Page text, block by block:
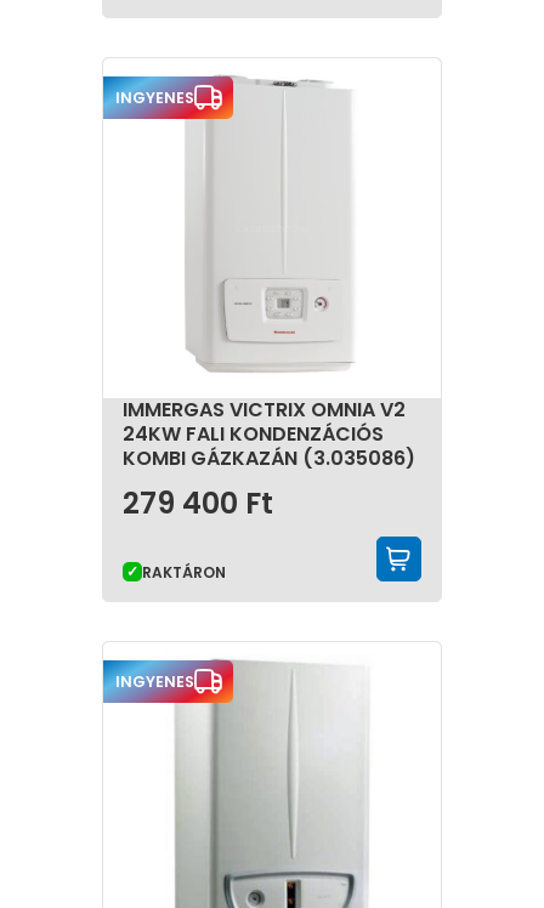
Az 813/2013-as EU rendelet értelmében kéményes
gázkazánok csak társasházi gyűjtőkéménybe
köthetőek!
Új épületekbe és családi házakba már nem
IMMERGAS VICTRIX OMNIA V2
24KW FALI KONDENZÁCIÓS
KOMBI GÁZKAZÁN (3.035086)
INGYENES
279 400 Ft
RAKTÁRON
INGYENES